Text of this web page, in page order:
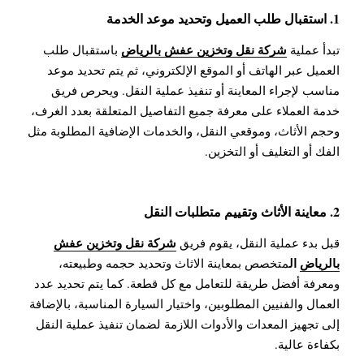
1. استقبال طلب العميل وتحديد موعد الخدمة
تبدأ عملية شركة نقل وتخزين عفش بالرياض باستقبال طلب
العميل عبر الهاتف أو الموقع الإلكتروني، ثم يتم تحديد موعد
مناسب لإجراء المعاينة أو تنفيذ عملية النقل. ويحرص فريق
خدمة العملاء على معرفة جميع التفاصيل المتعلقة بعدد الغرف،
وحجم الأثاث، وموقعي النقل، والخدمات الإضافية المطلوبة مثل
الفك أو التغليف أو التخزين.
2. معاينة الأثاث وتقييم متطلبات النقل
قبل بدء عملية النقل، يقوم فريق شركة نقل وتخزين عفش
بالرياض المتخصص بمعاينة الاثاث وتحديد حجمه وطبيعته،
ومعرفة أفضل طريقة للتعامل مع كل قطعة. كما يتم تحديد عدد
العمال والفنيين المطلوبين، واختيار السيارة المناسبة، بالإضافة
إلى تجهيز المعدات والأدوات اللازمة لضمان تنفيذ عملية النقل
بكفاءة عالية.